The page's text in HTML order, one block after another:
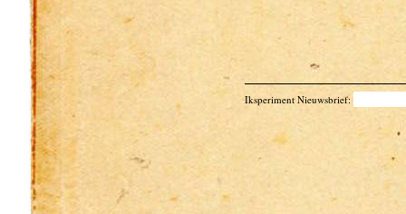
Iksperiment Nieuwsbrief: